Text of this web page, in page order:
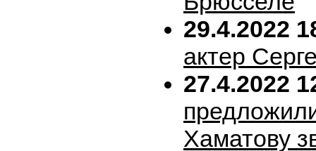
29.4.2022
актер
27.4.2022
Хаматову